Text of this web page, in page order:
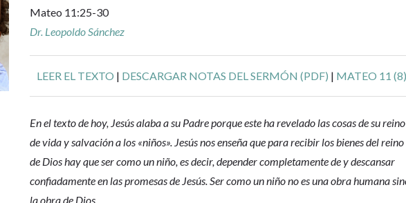
Mateo 11:25-30
Dr. Leopoldo Sánchez
LEER EL TEXTO | DESCARGAR NOTAS DEL SERMÓN (PDF) | MATEO 11 (8)
En el texto de hoy, Jesús alaba a su Padre porque este ha revelado las cosas de su reino
de vida y salvación a los «niños». Jesús nos enseña que para recibir los bienes del reino
de Dios hay que ser como un niño, es decir, depender completamente de y descansar
confiadamente en las promesas de Jesús. Ser como un niño no es una obra humana
la obra de Dios.